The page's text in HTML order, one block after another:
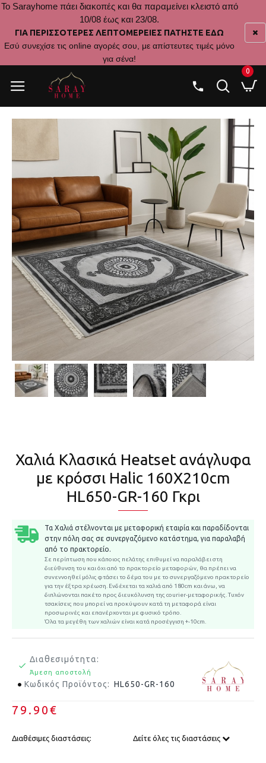
Το Sarayhome πάει διακοπές και θα παραμείνει κλειστό από
10/08 έως και 23/08.
ΓΙΑ ΠΕΡΙΣΣΟΤΕΡΕΣ ΛΕΠΤΟΜΕΡΕΙΕΣ ΠΑΤΗΣΤΕ ΕΔΩ
Εσύ συνεχίσε τις online αγορές σου, με απίστευτες τιμές μόνο
για σένα!
0
Χαλιά Κλασικά Heatset ανάγλυφα
με κρόσσι Halic 160X210cm
HL650-GR-160 Γκρι
Τα Χαλιά στέλνονται με μεταφορική εταιρία και παραδίδονται
στην πόλη σας σε συνεργαζόμενο κατάστημα, για παραλαβή
από το πρακτορείο.
Σε περίπτωση που κάποιος πελάτης επιθυμεί να παραλάβει στη
διεύθυνση του και όχι από το πρακτορείο μεταφορών, θα πρέπει να
συνεννοηθεί μόλις φτάσει το δέμα του με το συνεργαζόμενο πρακτορείο
για την έξτρα χρέωση. Ενδέχεται τα χαλιά από 180cm και άνω, να
διπλώνονται πακέτο προς διευκόλυνση της courier-μεταφορικής. Τυχόν
τσακίσεις που μπορεί να προκύψουν κατά τη μεταφορά είναι
προσωρινές και επανέρχονται με φυσικό τρόπο.
Όλα τα μεγέθη των χαλιών είναι κατά προσέγγιση +-10cm.
79.90€
Διαθεσιμότητα:
Άμεση αποστολή
Κωδικός Προϊόντος: HL650-GR-160
Διαθέσιμες διαστάσεις: Δείτε όλες τις διαστάσεις